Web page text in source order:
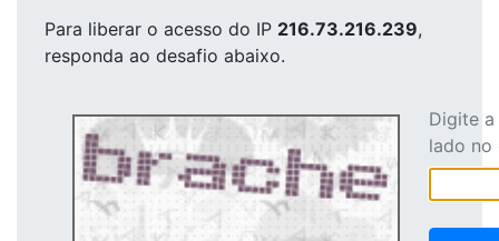
Para liberar o acesso do IP 216.73.216.239,
responda ao desafio abaixo.
Digite
lado no